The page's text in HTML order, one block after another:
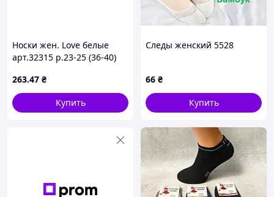
Носки жен. Love белые
арт.32315 р.23-25 (36-40)
263.47 ₴
Купить
Следы женский 5528
66 ₴
Купить